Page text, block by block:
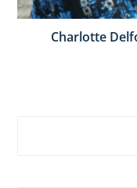
Charlotte